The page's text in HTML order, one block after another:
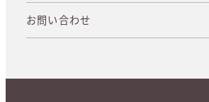
お問い合わせ